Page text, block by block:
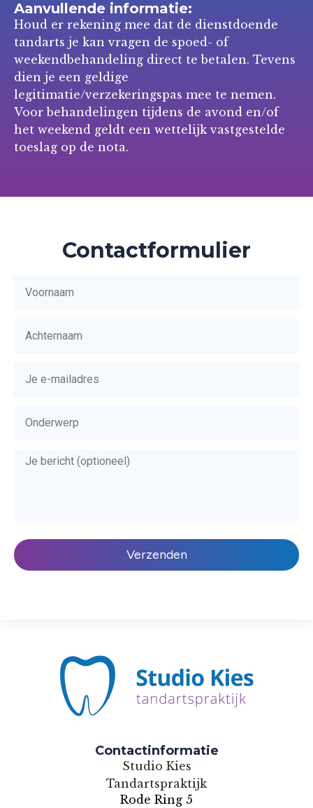
Aanvullende informatie:
Houd er rekening mee dat de dienstdoende
tandarts je kan vragen de spoed- of
weekendbehandeling direct te betalen. Tevens
dien je een geldige
legitimatie/verzekeringspas mee te nemen.
Voor behandelingen tijdens de avond en/of
het weekend geldt een wettelijk vastgestelde
toeslag op de nota.
Contactformulier
Verzenden
Contactinformatie
Studio Kies
Tandartspraktijk
Rode Ring 5